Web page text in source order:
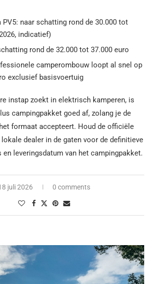
PV5: naar schatting rond de 30.000 tot
indicatief)
rond de 32.000 tot 37.000 euro
camperombouw loopt al snel op
exclusief basisvoertuig
instap zoekt in elektrisch kamperen, is
campingpakket goed af, zolang je de
formaat accepteert. Houd de officiële
dealer in de gaten voor de definitieve
en leveringsdatum van het campingpakket.
juli 2026 0 comments